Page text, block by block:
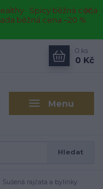
· Spicy běžná cena
běžná cena –20 %
Menu
Hledat
0 ks
0 Kč
Sušená rajčata a bylinky